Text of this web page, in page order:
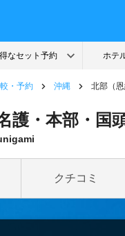
・予約 沖縄 北部（
護・本部・国
クチコミ